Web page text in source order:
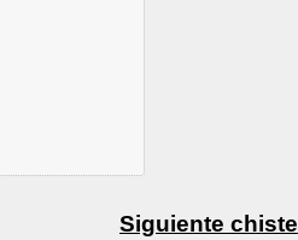
Siguiente chiste